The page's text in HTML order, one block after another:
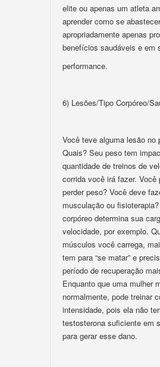
elite ou apenas um atleta
aprender como se abastecer
apropriadamente apenas
benefícios saudáveis e em
performance.
6) Lesões/Tipo Corpóreo/
Você teve alguma lesão no
Quais? Seu peso tem
quantidade de treinos de
corrida você irá fazer. Você
perder peso? Você deve
musculação ou
corpóreo determina sua
velocidade, por exemplo.
músculos você carrega,
tem para “se matar” e
período de recuperação
Enquanto que uma mulher
normalmente, pode treinar
intensidade, pois ela não
testosterona suficiente em
para gerar esse dano.